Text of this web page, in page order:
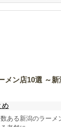
メン店10選 ～新
め
ある新潟のラーメ